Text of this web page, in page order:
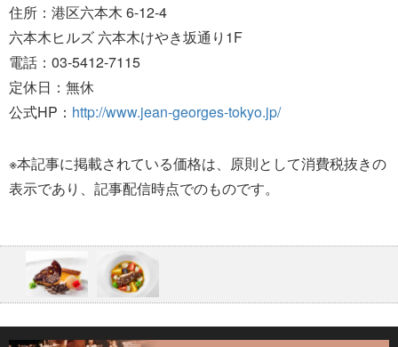
住所：港区六本木 6-12-4
六本木ヒルズ 六本木けやき坂通り1F
電話：03-5412-7115
定休日：無休
公式HP： http://www.jean-georges-tokyo.jp/
※本記事に掲載されている価格は、原則として消費税抜きの
表示であり、記事配信時点でのものです。